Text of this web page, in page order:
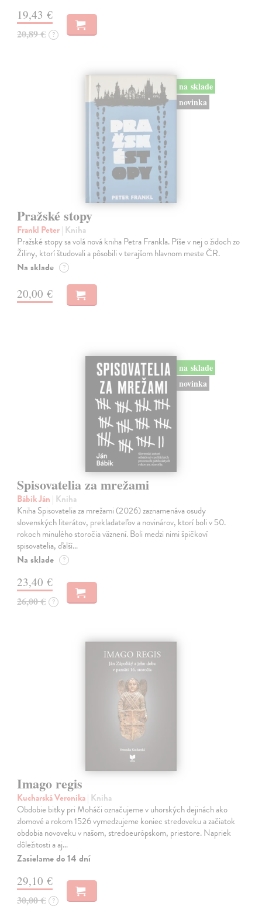
19,43 €
20,89 € ?
na sklade
novinka
Pražské stopy
Frankl Peter| Kniha
Pražské stopy sa volá nová kniha Petra Frankla. Píše v nej o židoch zo
Žiliny, ktorí študovali a pôsobili v terajšom hlavnom meste ČR.
Na sklade ?
20,00 €
na sklade
novinka
Spisovatelia za mrežami
Bábik Ján | Kniha
Kniha Spisovatelia za mrežami (2026) zaznamenáva osudy
slovenských literátov, prekladateľov a novinárov, ktorí boli v 50.
rokoch minulého storočia väznení. Boli medzi nimi špičkoví
spisovatelia, ďalší…
Na sklade ?
23,40 €
26,00 € ?
Imago regis
Kucharská Veronika| Kniha
Obdobie bitky pri Moháči označujeme v uhorských dejinách ako
zlomové a rokom 1526 vymedzujeme koniec stredoveku a začiatok
obdobia novoveku v našom, stredoeurópskom, priestore. Napriek
dôležitosti a aj…
Zasielame do 14 dní
29,10 €
30,00 € ?